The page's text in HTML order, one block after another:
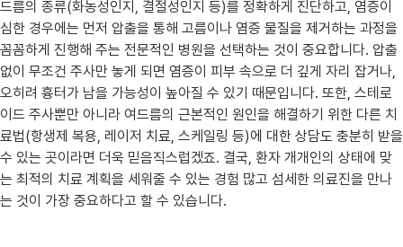
드름의 종류(화농성인지, 결절성인지 등)를 정확하게 진단하고, 염증이
심한 경우에는 먼저 압출을 통해 고름이나 염증 물질을 제거하는 과정을
꼼꼼하게 진행해 주는 전문적인 병원을 선택하는 것이 중요합니다. 압출
없이 무조건 주사만 놓게 되면 염증이 피부 속으로 더 깊게 자리 잡거나,
오히려 흉터가 남을 가능성이 높아질 수 있기 때문입니다. 또한, 스테로
이드 주사뿐만 아니라 여드름의 근본적인 원인을 해결하기 위한 다른 치
료법(항생제 복용, 레이저 치료, 스케일링 등)에 대한 상담도 충분히 받을
수 있는 곳이라면 더욱 믿음직스럽겠죠. 결국, 환자 개개인의 상태에 맞
는 최적의 치료 계획을 세워줄 수 있는 경험 많고 섬세한 의료진을 만나
는 것이 가장 중요하다고 할 수 있습니다.